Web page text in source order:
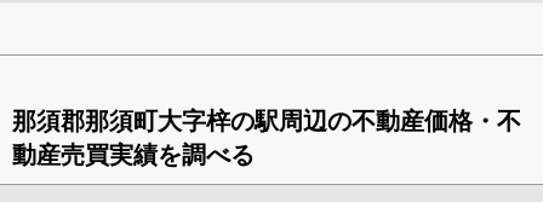
那須郡那須町大字梓の駅周辺の不動産価格・不
動産売買実績を調べる